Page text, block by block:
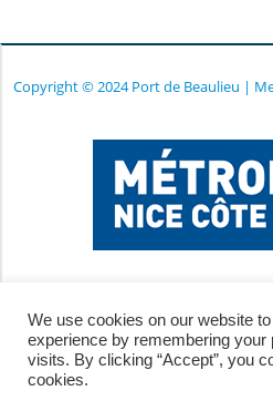
articles
Copyright © 2024 Port de Beaulieu |
We use cookies on our website
experience by remembering your
visits. By clicking “Accept”, you
cookies.